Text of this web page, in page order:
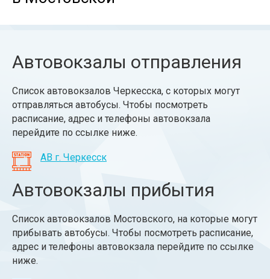
Автовокзалы отправления
Список автовокзалов Черкесска, с которых могут
отправляться автобусы. Чтобы посмотреть
расписание, адрес и телефоны автовокзала
перейдите по ссылке ниже.
АВ г. Черкесск
Автовокзалы прибытия
Список автовокзалов Мостовского, на которые могут
прибывать автобусы. Чтобы посмотреть расписание,
адрес и телефоны автовокзала перейдите по ссылке
ниже.